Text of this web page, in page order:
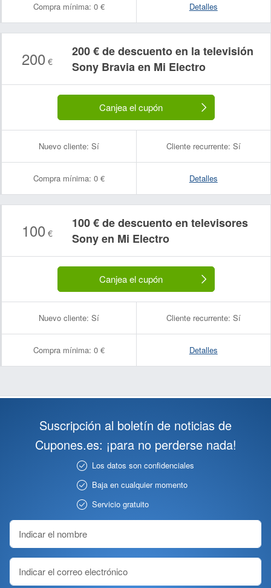
Compra mínima: 0 € Detalles
200 €
200 € de descuento en la televisión
Sony Bravia en Mi Electro
Canjea el cupón
Nuevo cliente: Sí Cliente recurrente: Sí
Compra mínima: 0 € Detalles
100 €
100 € de descuento en televisores
Sony en Mi Electro
Canjea el cupón
Nuevo cliente: Sí Cliente recurrente: Sí
Compra mínima: 0 € Detalles
Suscripción al boletín de noticias de
Cupones.es: ¡para no perderse nada!
Los datos son confidenciales
Baja en cualquier momento
Servicio gratuito